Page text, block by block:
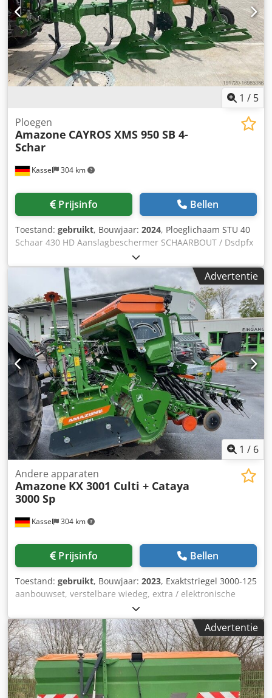
1 / 5
Kassel 304 km
Ploegen
Amazone CAYROS XMS 950 SB 4-
Schar
Prijsinfo Bellen
Toestand: gebruikt, Bouwjaar: 2024, Ploeglichaam STU 40
Schaar 430 HD Aanslagbeschermer SCHAARBOUT / Dsdpfx
Advertentie
1 / 6
Kassel 304 km
Andere apparaten
Amazone KX 3001 Culti + Cataya
3000 Sp
Prijsinfo Bellen
Toestand: gebruikt, Bouwjaar: 2023, Exaktstriegel 3000-125
aanbouwset, verstelbare wiedeg, extra / elektronische
spooraanduiding 3000 AmaDrill 2 voor Cataya, radarsensor
/ internationaal, analoge werkpositie sensor, elektrische
werkgangenschakeling / stuurventiel en hydraulische
werkgangen. Dsdpotgpggefx Agmskr
Advertentie